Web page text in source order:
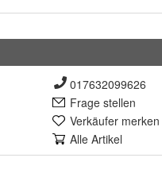
017632099626
Frage stellen
Verkäufer merken
Alle Artikel